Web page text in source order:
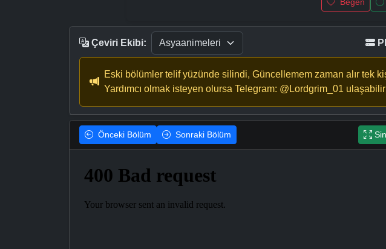
Çeviri Ekibi:
Eski bölümler telif yüzünde silindi, Güncellemem zaman alır tek
Yardımcı olmak isteyen olursa Telegram: @Lordgrim_01 ulaşabilir
Önceki Bölüm Sonraki Bölüm